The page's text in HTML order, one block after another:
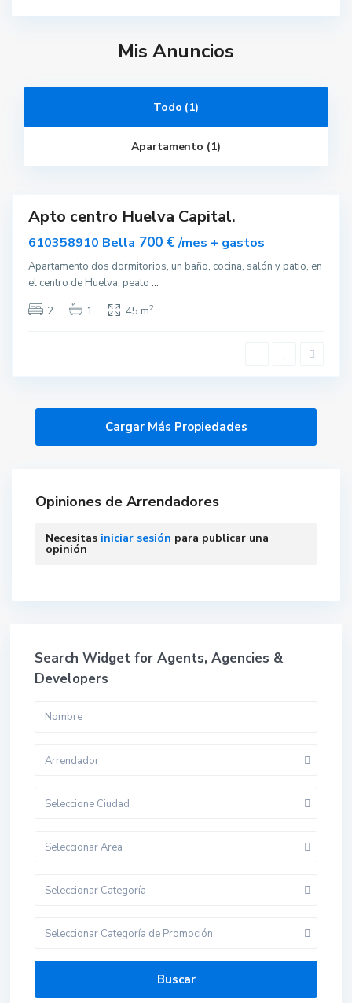
Mis Anuncios
Todo (1)
Apartamento (1)
H
Apto centro Huelva Capital.
610358910 Bella 700 €/mes + gastos
Apartamento dos dormitorios, un baño, cocina, salón y patio, en
el centro de Huelva, peato ...
2
1 45 m2
Opiniones de Arrendadores
Necesitas iniciar sesión para publicar una
opinión
Search Widget for Agents, Agencies &
Developers
Arrendador
Seleccione Ciudad
Seleccionar Area
Seleccionar Categoría
Seleccionar Categoría de Promoción
Buscar